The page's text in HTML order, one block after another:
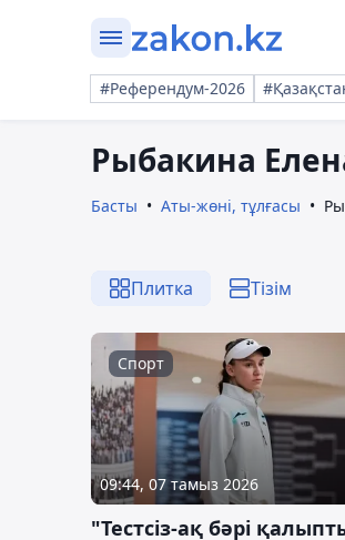
#Референдум-2026
Рыбакина
Басты Аты-жөні, тұлғасы
Плитка Тізім
Спорт
09:44, 07 тамыз 2026
"Тестсіз-ақ бәрі